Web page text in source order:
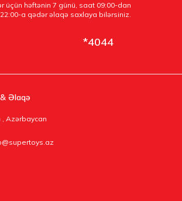
üçün həftənin 7 günü, saat 09:00-dan
22:00-a qədər əlaqə saxlaya bilərsiniz.
*4044
Əlaqə
, Azərbaycan